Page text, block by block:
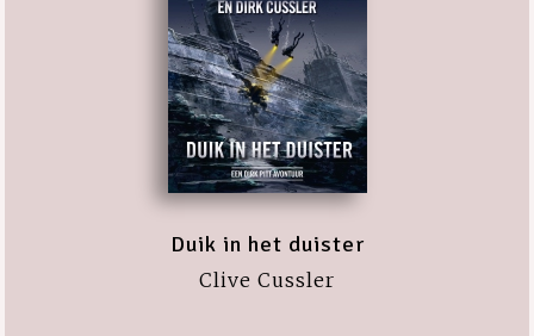
Duik in het duister
Clive Cussler